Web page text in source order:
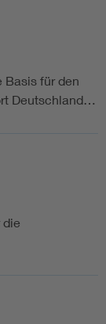
Basis für den
Deutschland…
die